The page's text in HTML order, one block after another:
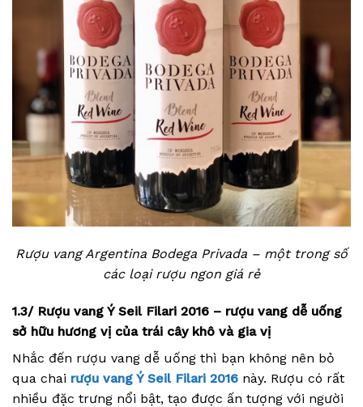
Rượu vang Argentina Bodega Privada – một trong số
các loại rượu ngon giá rẻ
1.3/ Rượu vang Ý Seil Filari 2016 – rượu vang dễ uống
sở hữu hương vị của trái cây khô và gia vị
Nhắc đến rượu vang dễ uống thì bạn không nên bỏ
qua chai rượu vang Ý Seil Filari 2016 này. Rượu có rất
nhiều đặc trưng nổi bật, tạo được ấn tượng với người